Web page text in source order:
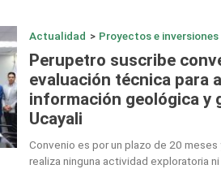
Actualidad > Proyectos e inversiones
Perupetro suscribe
evaluación técnica para
información geológica y
Ucayali
Convenio es por un plazo de 20
realiza ninguna actividad exploratoria